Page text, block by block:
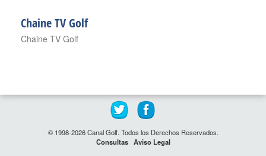
Chaine TV Golf
Chaine TV Golf
© 1998-2026 Canal Golf. Todos los Derechos Reservados.
Consultas Aviso Legal